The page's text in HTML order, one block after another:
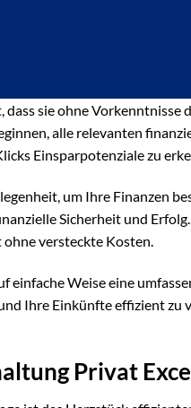
dass sie ohne
alle relevanten
Einsparpotenziale zu
um Ihre Finanzen
Sicherheit und
versteckte Kosten.
einfache Weise eine
Ihre Einkünfte effizient zu
Privat